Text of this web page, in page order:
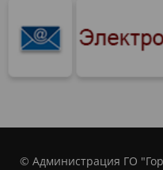
© Администрация ГО